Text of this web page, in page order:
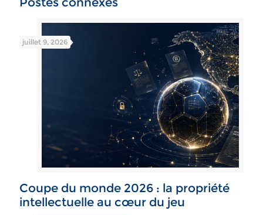
juillet 9, 2026
Coupe du monde 2026 : la propriété
intellectuelle au cœur du jeu